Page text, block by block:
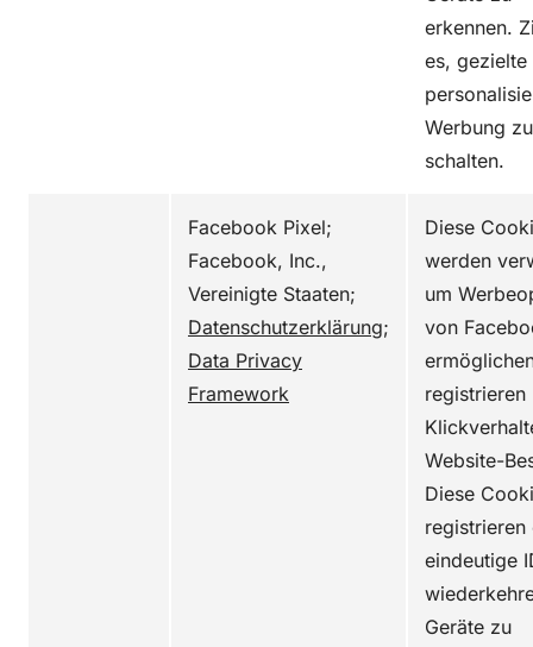
erkennen.
es, gezielte
Werbung zu
schalten.
Facebook Pixel;
Facebook, Inc.,
Vereinigte Staaten;
Datenschutzerklärung;
Data Privacy
Framework
Diese
werden
um
von
registrieren
Website-
Diese
registrieren
eindeutige
Geräte zu